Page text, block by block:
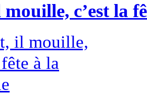
c’est la